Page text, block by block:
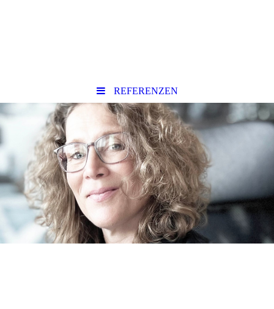
REFERENZEN
Familienrecht
Personal Coach